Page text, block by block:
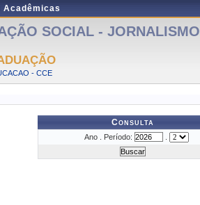
Acadêmicas
SOCIAL -
- CCE
Consulta
Ano . Período: